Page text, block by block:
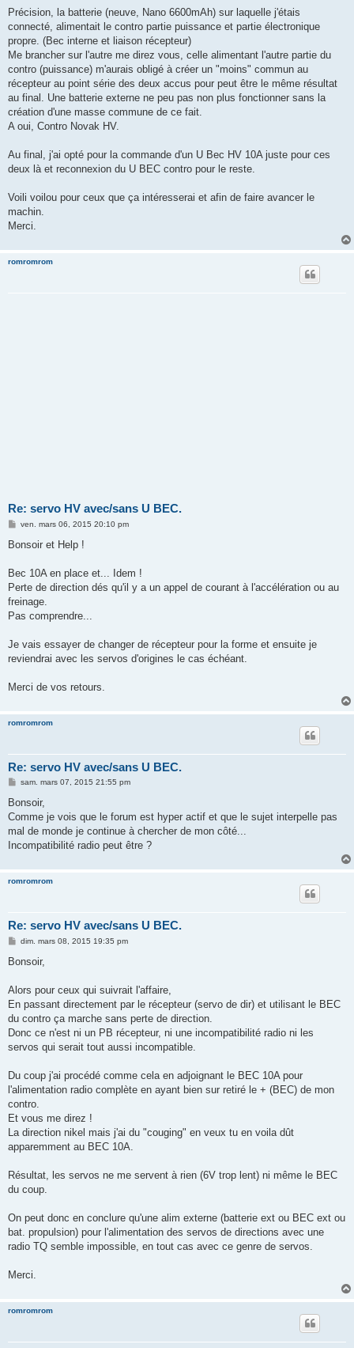
Précision, la batterie (neuve, Nano 6600mAh) sur laquelle j'étais
connecté, alimentait le contro partie puissance et partie électronique
propre. (Bec interne et liaison récepteur)
Me brancher sur l'autre me direz vous, celle alimentant l'autre partie du
contro (puissance) m'aurais obligé à créer un "moins" commun au
récepteur au point série des deux accus pour peut être le même résultat
au final. Une batterie externe ne peu pas non plus fonctionner sans la
création d'une masse commune de ce fait.
A oui, Contro Novak HV.
Au final, j'ai opté pour la commande d'un U Bec HV 10A juste pour ces
deux là et reconnexion du U BEC contro pour le reste.
Voili voilou pour ceux que ça intéresserai et afin de faire avancer le
machin.
Merci.
romromrom
Re: servo HV avec/sans U BEC.
M
s
g
ven. mars 06, 2015 20:10 pm
Bonsoir et Help !
Bec 10A en place et... Idem !
Perte de direction dés qu'il y a un appel de courant à l'accélération ou au
freinage.
Pas comprendre...
Je vais essayer de changer de récepteur pour la forme et ensuite je
reviendrai avec les servos d'origines le cas échéant.
Merci de vos retours.
romromrom
Re: servo HV avec/sans U BEC.
M
s
a
g
sam. mars 07, 2015 21:55 pm
Bonsoir,
Comme je vois que le forum est hyper actif et que le sujet interpelle pas
mal de monde je continue à chercher de mon côté...
Incompatibilité radio peut être ?
romromrom
Re: servo HV avec/sans U BEC.
M
s
g
dim. mars 08, 2015 19:35 pm
Bonsoir,
Alors pour ceux qui suivrait l'affaire,
En passant directement par le récepteur (servo de dir) et utilisant le BEC
du contro ça marche sans perte de direction.
Donc ce n'est ni un PB récepteur, ni une incompatibilité radio ni les
servos qui serait tout aussi incompatible.
Du coup j'ai procédé comme cela en adjoignant le BEC 10A pour
l'alimentation radio complète en ayant bien sur retiré le + (BEC) de mon
contro.
Et vous me direz !
La direction nikel mais j'ai du "couging" en veux tu en voila dût
apparemment au BEC 10A.
Résultat, les servos ne me servent à rien (6V trop lent) ni même le BEC
du coup.
On peut donc en conclure qu'une alim externe (batterie ext ou BEC ext ou
bat. propulsion) pour l'alimentation des servos de directions avec une
radio TQ semble impossible, en tout cas avec ce genre de servos.
Merci.
romromrom